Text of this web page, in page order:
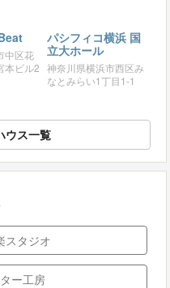
中区花
本ビル2
パシフィコ横浜 国
立大ホール
神奈川県横浜市西区み
なとみらい1丁目1-1
ウス一覧
スタジオ
ー工房